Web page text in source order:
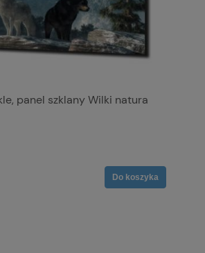
panel szklany Wilki natura
Do koszyka